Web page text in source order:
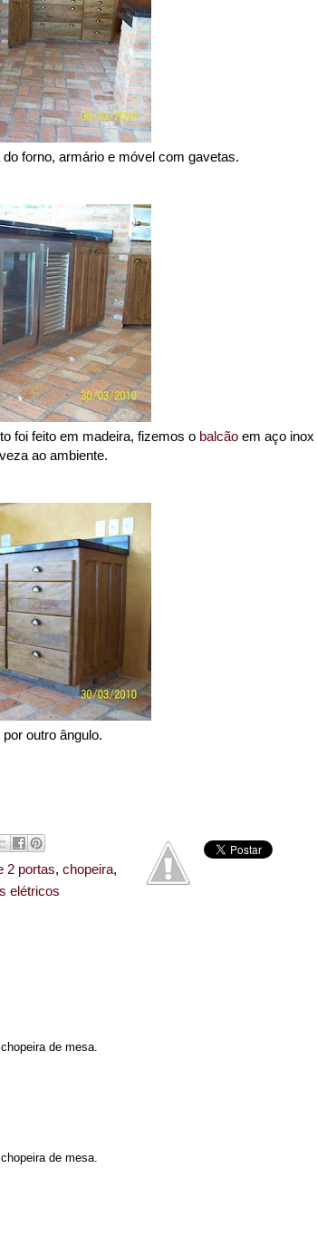
forno, armário e móvel com gavetas.
foi feito em madeira, fizemos o balcãoem aço inox
ao ambiente.
outro ângulo.
2 portas, chopeira,
elétricos
de mesa.
de mesa.